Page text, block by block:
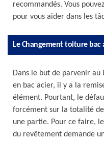
recommandés. Vous
pour vous aider dans les
Le Changement toiture bac
Dans le but de parvenir
en bac acier, il y a la
élément. Pourtant, le
forcément sur la totalité
une partie. Pour ce faire,
du revêtement demande